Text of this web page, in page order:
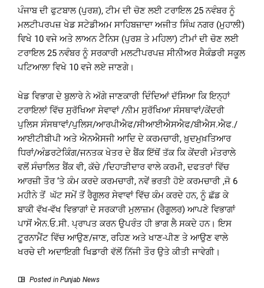
ਪੰਜਾਬ ਦੀ ਫੁਟਬਾਲ (ਪੁਰਸ਼), ਟੀਮ ਦੀ ਚੋਣ ਲਈ ਟਰਾਇਲ 25 ਨਵੰਬਰ ਨੂੰ
ਮਲਟੀਪਰਪਜ਼ ਖੇਡ ਸਟੇਡੀਅਮ ਸਾਹਿਬਜ਼ਾਦਾ ਅਜੀਤ ਸਿੰਘ ਨਗਰ (ਮੁਹਾਲੀ)
ਵਿਖੇ 10 ਵਜੇ ਅਤੇ ਲਾਅਨ ਟੈਨਿਸ (ਪੁਰਸ਼ ਤੇ ਮਹਿਲਾ) ਟੀਮਾਂ ਦੀ ਚੋਣ ਲਈ
ਟਰਾਇਲ 25 ਨਵੰਬਰ ਨੂੰ ਸਰਕਾਰੀ ਮਲਟੀਪਰਪਜ਼ ਸੀਨੀਅਰ ਸੈਕੰਡਰੀ ਸਕੂਲ
ਪਟਿਆਲਾ ਵਿਖੇ 10 ਵਜੇ ਲਏ ਜਾਣਗੇ।
ਖੇਡ ਵਿਭਾਗ ਦੇ ਬੁਲਾਰੇ ਨੇ ਅੱਗੇ ਜਾਣਕਾਰੀ ਦਿੰਦਿਆਂ ਦੱਸਿਆ ਕਿ ਇਨ੍ਹਾਂ
ਟਰਾਇਲਾਂ ਵਿੱਚ ਸੁਰੱਖਿਆ ਸੇਵਾਵਾਂ /ਨੀਮ ਸੁਰੱਖਿਆ ਸੰਸਥਾਵਾਂ/ਕੇਂਦਰੀ
ਪੁਲਿਸ ਸੰਸਥਾਵਾਂ/ਪੁਲਿਸ/ਆਰਪੀਐਫ/ਸੀਆਈਐਸਐਫ/ਬੀਐਸ.ਐਫ./
ਆਈਟੀਬੀਪੀ ਅਤੇ ਐਨਐਸਜੀ ਆਦਿ ਦੇ ਕਰਮਚਾਰੀ, ਖ਼ੁਦਮੁਖ਼ਤਿਆਰ
ਧਿਰਾਂ/ਅੰਡਰਟੇਕਿੰਗ/ਜਨਤਕ ਖੇਤਰ ਦੇ ਬੈਂਕ ਇੱਥੋਂ ਤੱਕ ਕਿ ਕੇਂਦਰੀ ਮੰਤਰਾਲੇ
ਵਲੋਂ ਸੰਚਾਲਿਤ ਬੈਂਕ ਵੀ, ਕੱਚੇ /ਦਿਹਾੜੀਦਾਰ ਵਾਲੇ ਕਰਮੀ, ਦਫਤਰਾਂ ਵਿੱਚ
ਆਰਜ਼ੀ ਤੌਰ ‘ਤੇ ਕੰਮ ਕਰਦੇ ਕਰਮਚਾਰੀ, ਨਵੇਂ ਭਰਤੀ ਹੋਏ ਕਰਮਚਾਰੀ ,ਜੋ 6
ਮਹੀਨੇ ਤੋਂ ਘੱਟ ਸਮੇਂ ਤੋਂ ਰੈਗੂਲਰ ਸੇਵਾਵਾਂ ਵਿੱਚ ਕੰਮ ਕਰਦੇ ਹਨ, ਨੂੰ ਛੱਡ ਕੇ
ਬਾਕੀ ਵੱਖ-ਵੱਖ ਵਿਭਾਗਾਂ ਦੇ ਸਰਕਾਰੀ ਮੁਲਾਜ਼ਮ (ਰੈਗੂਲਰ) ਆਪਣੇ ਵਿਭਾਗਾਂ
ਪਾਸੋਂ ਐਨ.ਓ.ਸੀ. ਪ੍ਰਾਪਤ ਕਰਨ ਉਪਰੰਤ ਹੀ ਭਾਗ ਲੈ ਸਕਦੇ ਹਨ। ਇਸ
ਟੂਰਨਾਮੈਂਟ ਵਿੱਚ ਆਉਣ/ਜਾਣ, ਰਹਿਣ ਅਤੇ ਖਾਣ-ਪੀਣ ਤੇ ਆਉਣ ਵਾਲੇ
ਖਰਚੇ ਦੀ ਅਦਾਇਗੀ ਖਿਡਾਰੀ ਵੱਲੋਂ ਨਿੱਜੀ ਤੌਰ ਉਤੇ ਕੀਤੀ ਜਾਵੇਗੀ।
Posted in Punjab News